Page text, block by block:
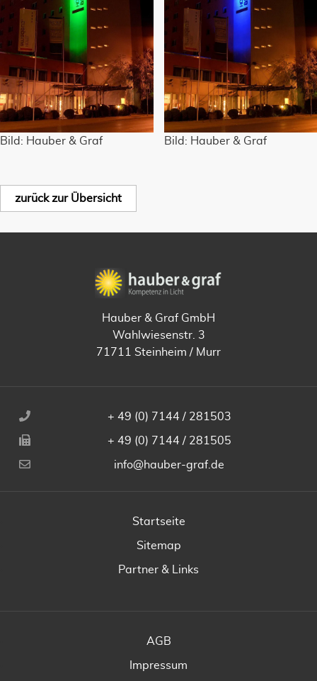
Bild: Hauber & Graf Bild: Hauber & Graf
zurück zur Übersicht
Hauber & Graf GmbH
Wahlwiesenstr. 3
71711 Steinheim / Murr
+ 49 (0) 7144 / 281503
+ 49 (0) 7144 / 281505
info@hauber-graf.de
Startseite
Sitemap
Partner & Links
AGB
Impressum